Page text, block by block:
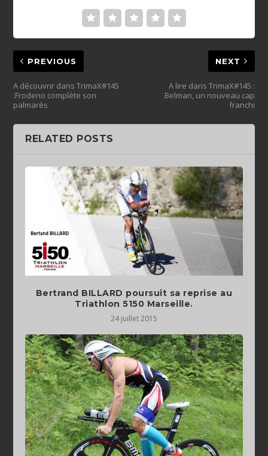
PREVIOUS
A découvrir dans TrimaX#145
:Frodeno complète son
palmarès
NEXT
A lire dans TrimaX#145 :
Belman, un nouveau cap
franchi
RELATED POSTS
Bertrand BILLARD poursuit sa reprise au
Triathlon 5150 Marseille.
24 juillet 2015